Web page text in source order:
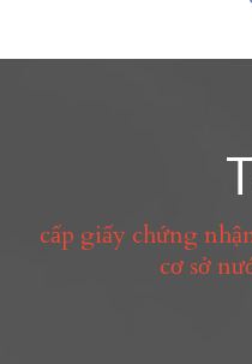
cấp giấy chứng
cơ sở